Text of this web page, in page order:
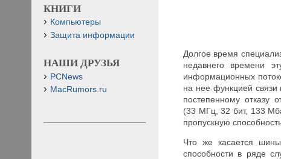
Долгое время
недавнего времени
информационных
на нее функцией связи
постепенному
(33 МГц, 32 бит, 133
пропускную
Что же касается
способности в ряде
КНИГИ
Компьютеры
Защита информации
НАШИ ДРУЗЬЯ
PCNews
MacRumors.ru